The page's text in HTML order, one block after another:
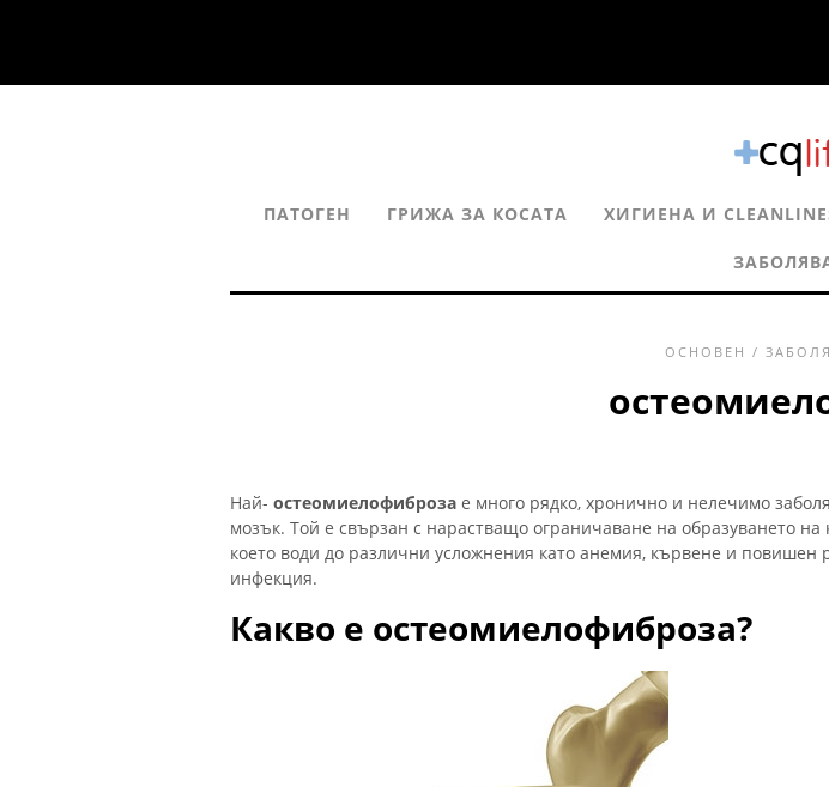
ПАТОГЕН ГРИЖА ЗА КОСАТА ХИГИЕНА И
ОСНОВЕН /
Най- остеомиелофиброза е много рядко, хронично и нелечимо
мозък. Той е свързан с нарастващо ограничаване на образуването на
което води до различни усложнения като анемия, кървене и повишен
инфекция.
Какво е остеомиелофиброза?